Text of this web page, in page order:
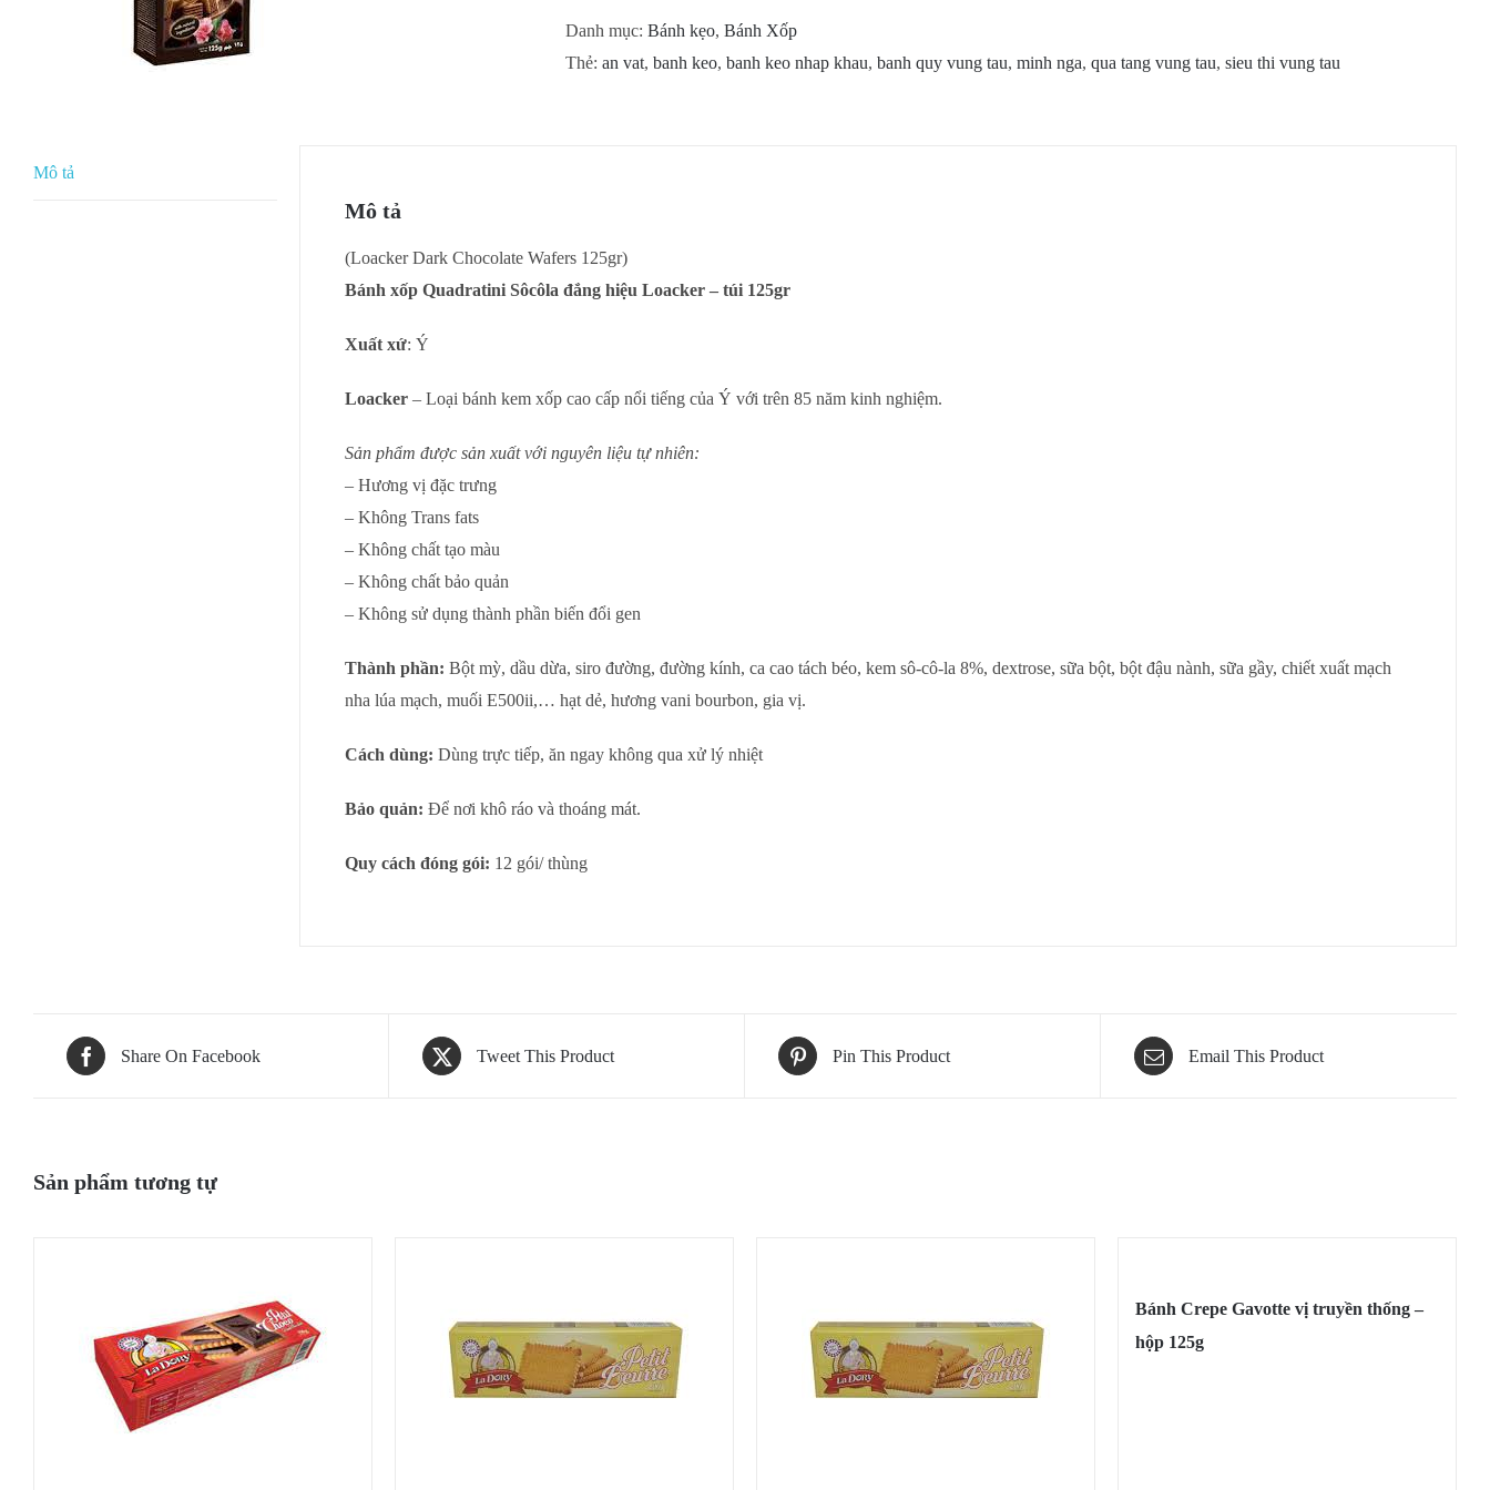
Danh mục: Bánh kẹo, Bánh Xốp
Thẻ: an vat, banh keo, banh keo nhap khau, banh quy vung tau, minh nga, qua tang vung tau, sieu thi vung tau
Mô tả
Mô tả
(Loacker Dark Chocolate Wafers 125gr)
Bánh xốp Quadratini Sôcôla đắng hiệu Loacker – túi 125gr
Xuất xứ: Ý
Loacker – Loại bánh kem xốp cao cấp nổi tiếng của Ý với trên 85 năm kinh nghiệm.
Sản phẩm được sản xuất với nguyên liệu tự nhiên:
– Hương vị đặc trưng
– Không Trans fats
– Không chất tạo màu
– Không chất bảo quản
– Không sử dụng thành phần biến đổi gen
Thành phần: Bột mỳ, dầu dừa, siro đường, đường kính, ca cao tách béo, kem sô-cô-la 8%, dextrose, sữa bột, bột đậu nành, sữa gầy, chiết xuất mạch
nha lúa mạch, muối E500ii,… hạt dẻ, hương vani bourbon, gia vị.
Cách dùng: Dùng trực tiếp, ăn ngay không qua xử lý nhiệt
Bảo quản: Để nơi khô ráo và thoáng mát.
Quy cách đóng gói: 12 gói/ thùng
Share On Facebook Tweet This Product Pin This Product Email This Product
Sản phẩm tương tự
Bánh Crepe Gavotte vị truyền thống –
hộp 125g